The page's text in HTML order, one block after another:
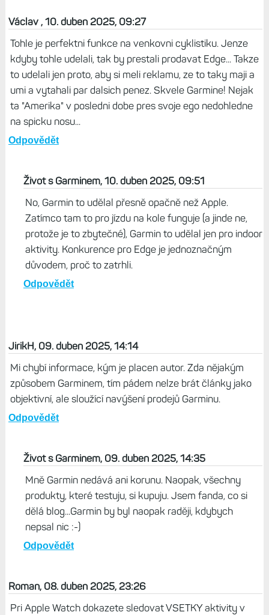
Václav , 10. duben 2025, 09:27
Tohle je perfektni funkce na venkovni cyklistiku. Jenze
kdyby tohle udelali, tak by prestali prodavat Edge... Takze
to udelali jen proto, aby si meli reklamu, ze to taky maji a
umi a vytahali par dalsich penez. Skvele Garmine! Nejak
ta "Amerika" v posledni dobe pres svoje ego nedohledne
na spicku nosu...
Odpovědět
Život s Garminem, 10. duben 2025, 09:51
No, Garmin to udělal přesně opačně než Apple.
Zatímco tam to pro jízdu na kole funguje (a jinde ne,
protože je to zbytečné), Garmin to udělal jen pro indoor
aktivity. Konkurence pro Edge je jednoznačným
důvodem, proč to zatrhli.
Odpovědět
JirikH, 09. duben 2025, 14:14
Mi chybí informace, kým je placen autor. Zda nějakým
způsobem Garminem, tím pádem nelze brát články jako
objektivní, ale sloužící navýšení prodejů Garminu.
Život s Garminem, 09. duben 2025, 14:35